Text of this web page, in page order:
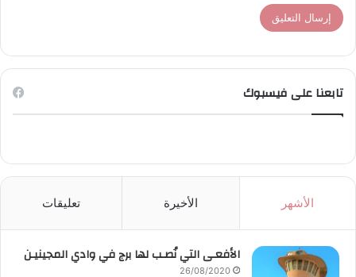
تابعنا على فيسبوك
الأشهر الأخيرة تعليقات
الأفعـى التي نُصـب لها برج في وادي المجينيـن
26/08/2020